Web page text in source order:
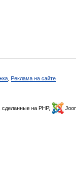
Реклама на сайте
, сделанные на PHP,